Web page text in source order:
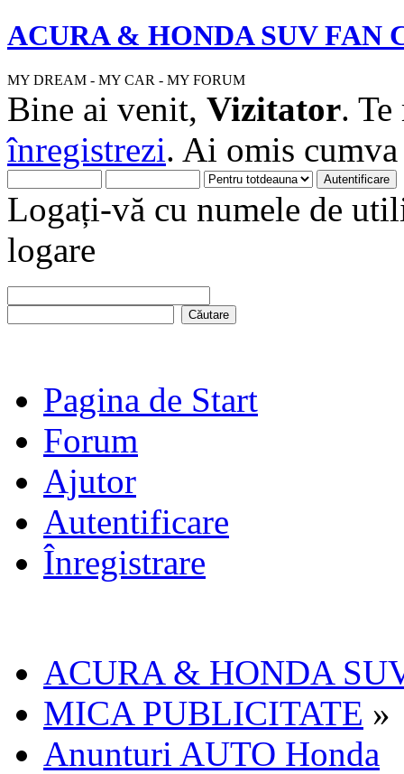
ACURA & HONDA SUV FAN
MY DREAM - MY CAR - MY FORUM
Bine ai venit, Vizitator.
înregistrezi. Ai omis
Logați-vă cu numele de
logare
Pagina de Start
Forum
Ajutor
Autentificare
Înregistrare
ACURA & HONDA
MICA PUBLICITATE »
Anunturi AUTO Honda